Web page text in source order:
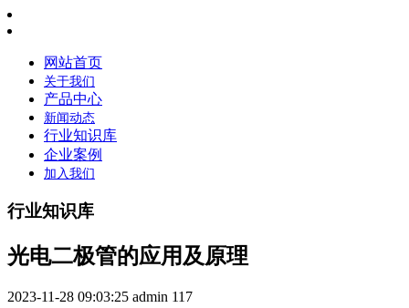
网站首页
关于我们
产品中心
新闻动态
行业知识库
企业案例
加入我们
行业知识库
光电二极管的应用及原理
2023-11-28 09:03:25 admin 117